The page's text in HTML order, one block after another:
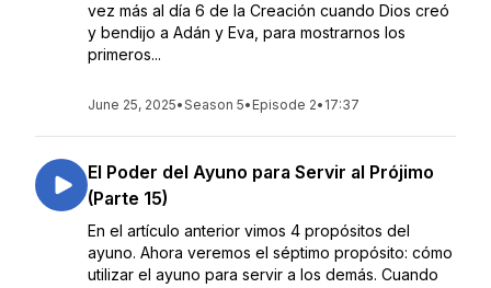
vez más al día 6 de la Creación cuando Dios creó
y bendijo a Adán y Eva, para mostrarnos los
primeros...
June 25, 2025•Season 5• Episode 2• 17:37
El Poder del Ayuno para Servir al Prójimo
(Parte 15)
En el artículo anterior vimos 4 propósitos del
ayuno. Ahora veremos el séptimo propósito: cómo
utilizar el ayuno para servir a los demás. Cuando